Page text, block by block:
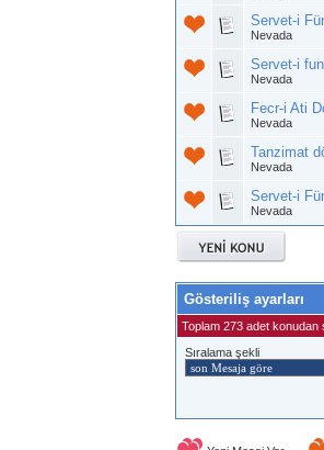
Servet-i
Nevada
Servet-i
Nevada
Fecr-i Ati
Nevada
Tanzimat
Nevada
Servet-i
Nevada
Gösteriliş ayarları
Toplam 273 adet
Sıralama şekli